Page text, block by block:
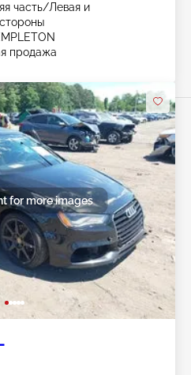
часть/Левая и
продажа
for more images